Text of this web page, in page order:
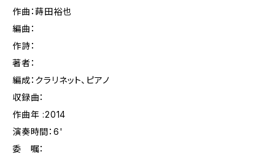
作曲：蒔田裕也
編曲：
作詩：
著者：
編成：クラリネット、ピアノ
収録曲：
作曲年 :2014
演奏時間：6'
委 嘱：